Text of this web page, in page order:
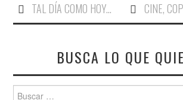
TAL DÍA COMO HOY... CINE,
BUSCA LO QUE
Buscar: